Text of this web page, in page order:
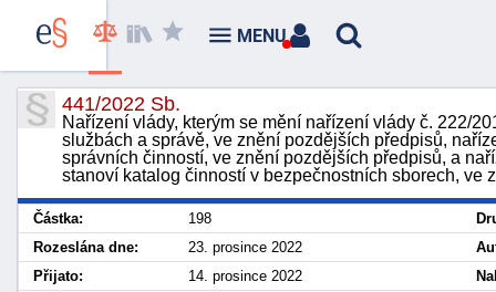
441/2022 Sb.
Nařízení vlády, kterým se mění nařízení vlády č. 222/
službách a správě, ve znění pozdějších předpisů,
správních činností, ve znění pozdějších předpisů, a
stanoví katalog činností v bezpečnostních sborech, ve
Částka: 198
Rozeslána dne:
23. prosince 2022
Přijato:
14. prosince 2022
MENU